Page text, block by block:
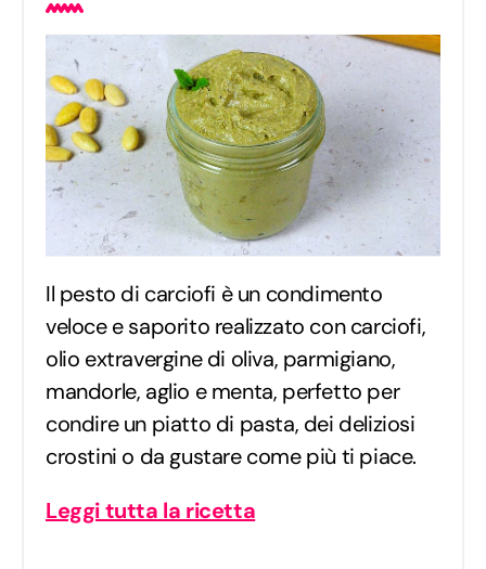
Il pesto di carciofi è un condimento
veloce e saporito realizzato con carciofi,
olio extravergine di oliva, parmigiano,
mandorle, aglio e menta, perfetto per
condire un piatto di pasta, dei deliziosi
crostini o da gustare come più ti piace.
Leggi tutta la ricetta